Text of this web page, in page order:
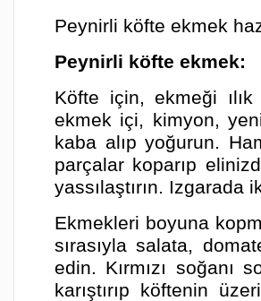
Peynirli köfte ekmek
Peynirli köfte ekmek:
Köfte için, ekmeği ılık
ekmek içi, kimyon,
kaba alıp yoğurun.
parçalar koparıp
yassılaştırın. Izgarada
Ekmekleri boyuna
sırasıyla salata,
edin. Kırmızı soğanı
karıştırıp köftenin